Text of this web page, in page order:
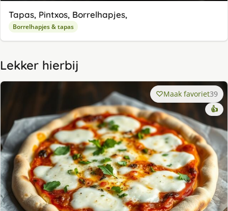
Tapas, Pintxos, Borrelhapjes,
Borrelhapjes & tapas
Lekker hierbij
Maak favoriet39
👍